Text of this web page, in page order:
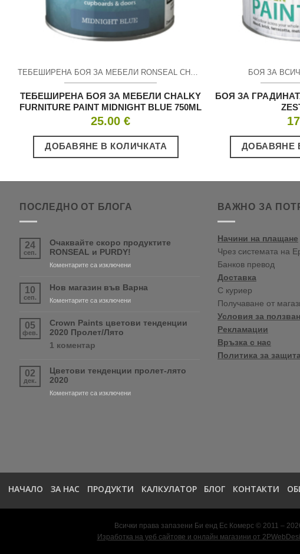
ТЕБЕШИРЕНА БОЯ ЗА МЕБЕЛИ RONSEAL CHALKY FURNITURE PAINT
ТЕБЕШИРЕНА БОЯ ЗА МЕБЕЛИ CHALKY
FURNITURE PAINT MIDNIGHT BLUE 750ML
25.00 €
ДОБАВЯНЕ В КОЛИЧКАТА
БОЯ ЗА
БОЯ ЗА
ДОБАВЯНЕ
ПОСЛЕДНО ОТ БЛОГА
24
сеп.
Очаквайте скоро продуктите
RONSEAL и PURDY!
Коментарите са изключениза
продуктите
RONSEAL
PURDY!
10
сеп.
Нов магазин във Варна
Коментарите са изключениза
05
фев.
Crown Paints цветови тенденции
2020 Пролет/Лято
1 коментар
цветови
2020
02
дек.
Цветови тенденции пролет-лято
2020
Коментарите са изключениза
ВАЖНО ЗА
Начини на плащане
Чрез системата на
Банков превод
Доставка
С куриер
Получаване от
Условия за
Рекламации
Връзка с нас
Политика за
НАЧАЛО ЗА НАС ПРОДУКТИ КАЛКУЛАТОР БЛОГ КОНТАКТИ
Всички права запазени Би енд Ес Комерс © 2011 –
Изработка на уеб сайтове и онлайн магазини от